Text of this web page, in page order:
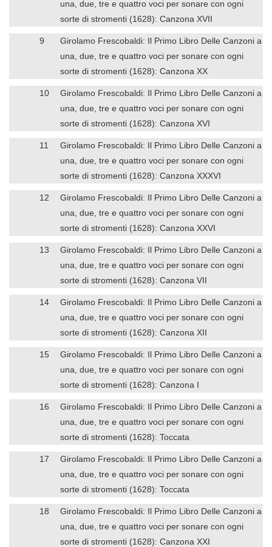
una, due, tre e quattro voci per sonare con ogni
sorte di stromenti (1628): Canzona XVII
9
Girolamo Frescobaldi: Il Primo Libro Delle Canzoni a
una, due, tre e quattro voci per sonare con ogni
sorte di stromenti (1628): Canzona XX
10
Girolamo Frescobaldi: Il Primo Libro Delle Canzoni a
una, due, tre e quattro voci per sonare con ogni
sorte di stromenti (1628): Canzona XVI
11
Girolamo Frescobaldi: Il Primo Libro Delle Canzoni a
una, due, tre e quattro voci per sonare con ogni
sorte di stromenti (1628): Canzona XXXVI
12
Girolamo Frescobaldi: Il Primo Libro Delle Canzoni a
una, due, tre e quattro voci per sonare con ogni
sorte di stromenti (1628): Canzona XXVI
13
Girolamo Frescobaldi: Il Primo Libro Delle Canzoni a
una, due, tre e quattro voci per sonare con ogni
sorte di stromenti (1628): Canzona VII
14
Girolamo Frescobaldi: Il Primo Libro Delle Canzoni a
una, due, tre e quattro voci per sonare con ogni
sorte di stromenti (1628): Canzona XII
15
Girolamo Frescobaldi: Il Primo Libro Delle Canzoni a
una, due, tre e quattro voci per sonare con ogni
sorte di stromenti (1628): Canzona I
16
Girolamo Frescobaldi: Il Primo Libro Delle Canzoni a
una, due, tre e quattro voci per sonare con ogni
sorte di stromenti (1628): Toccata
17
Girolamo Frescobaldi: Il Primo Libro Delle Canzoni a
una, due, tre e quattro voci per sonare con ogni
sorte di stromenti (1628): Toccata
18
Girolamo Frescobaldi: Il Primo Libro Delle Canzoni a
una, due, tre e quattro voci per sonare con ogni
sorte di stromenti (1628): Canzona XXI